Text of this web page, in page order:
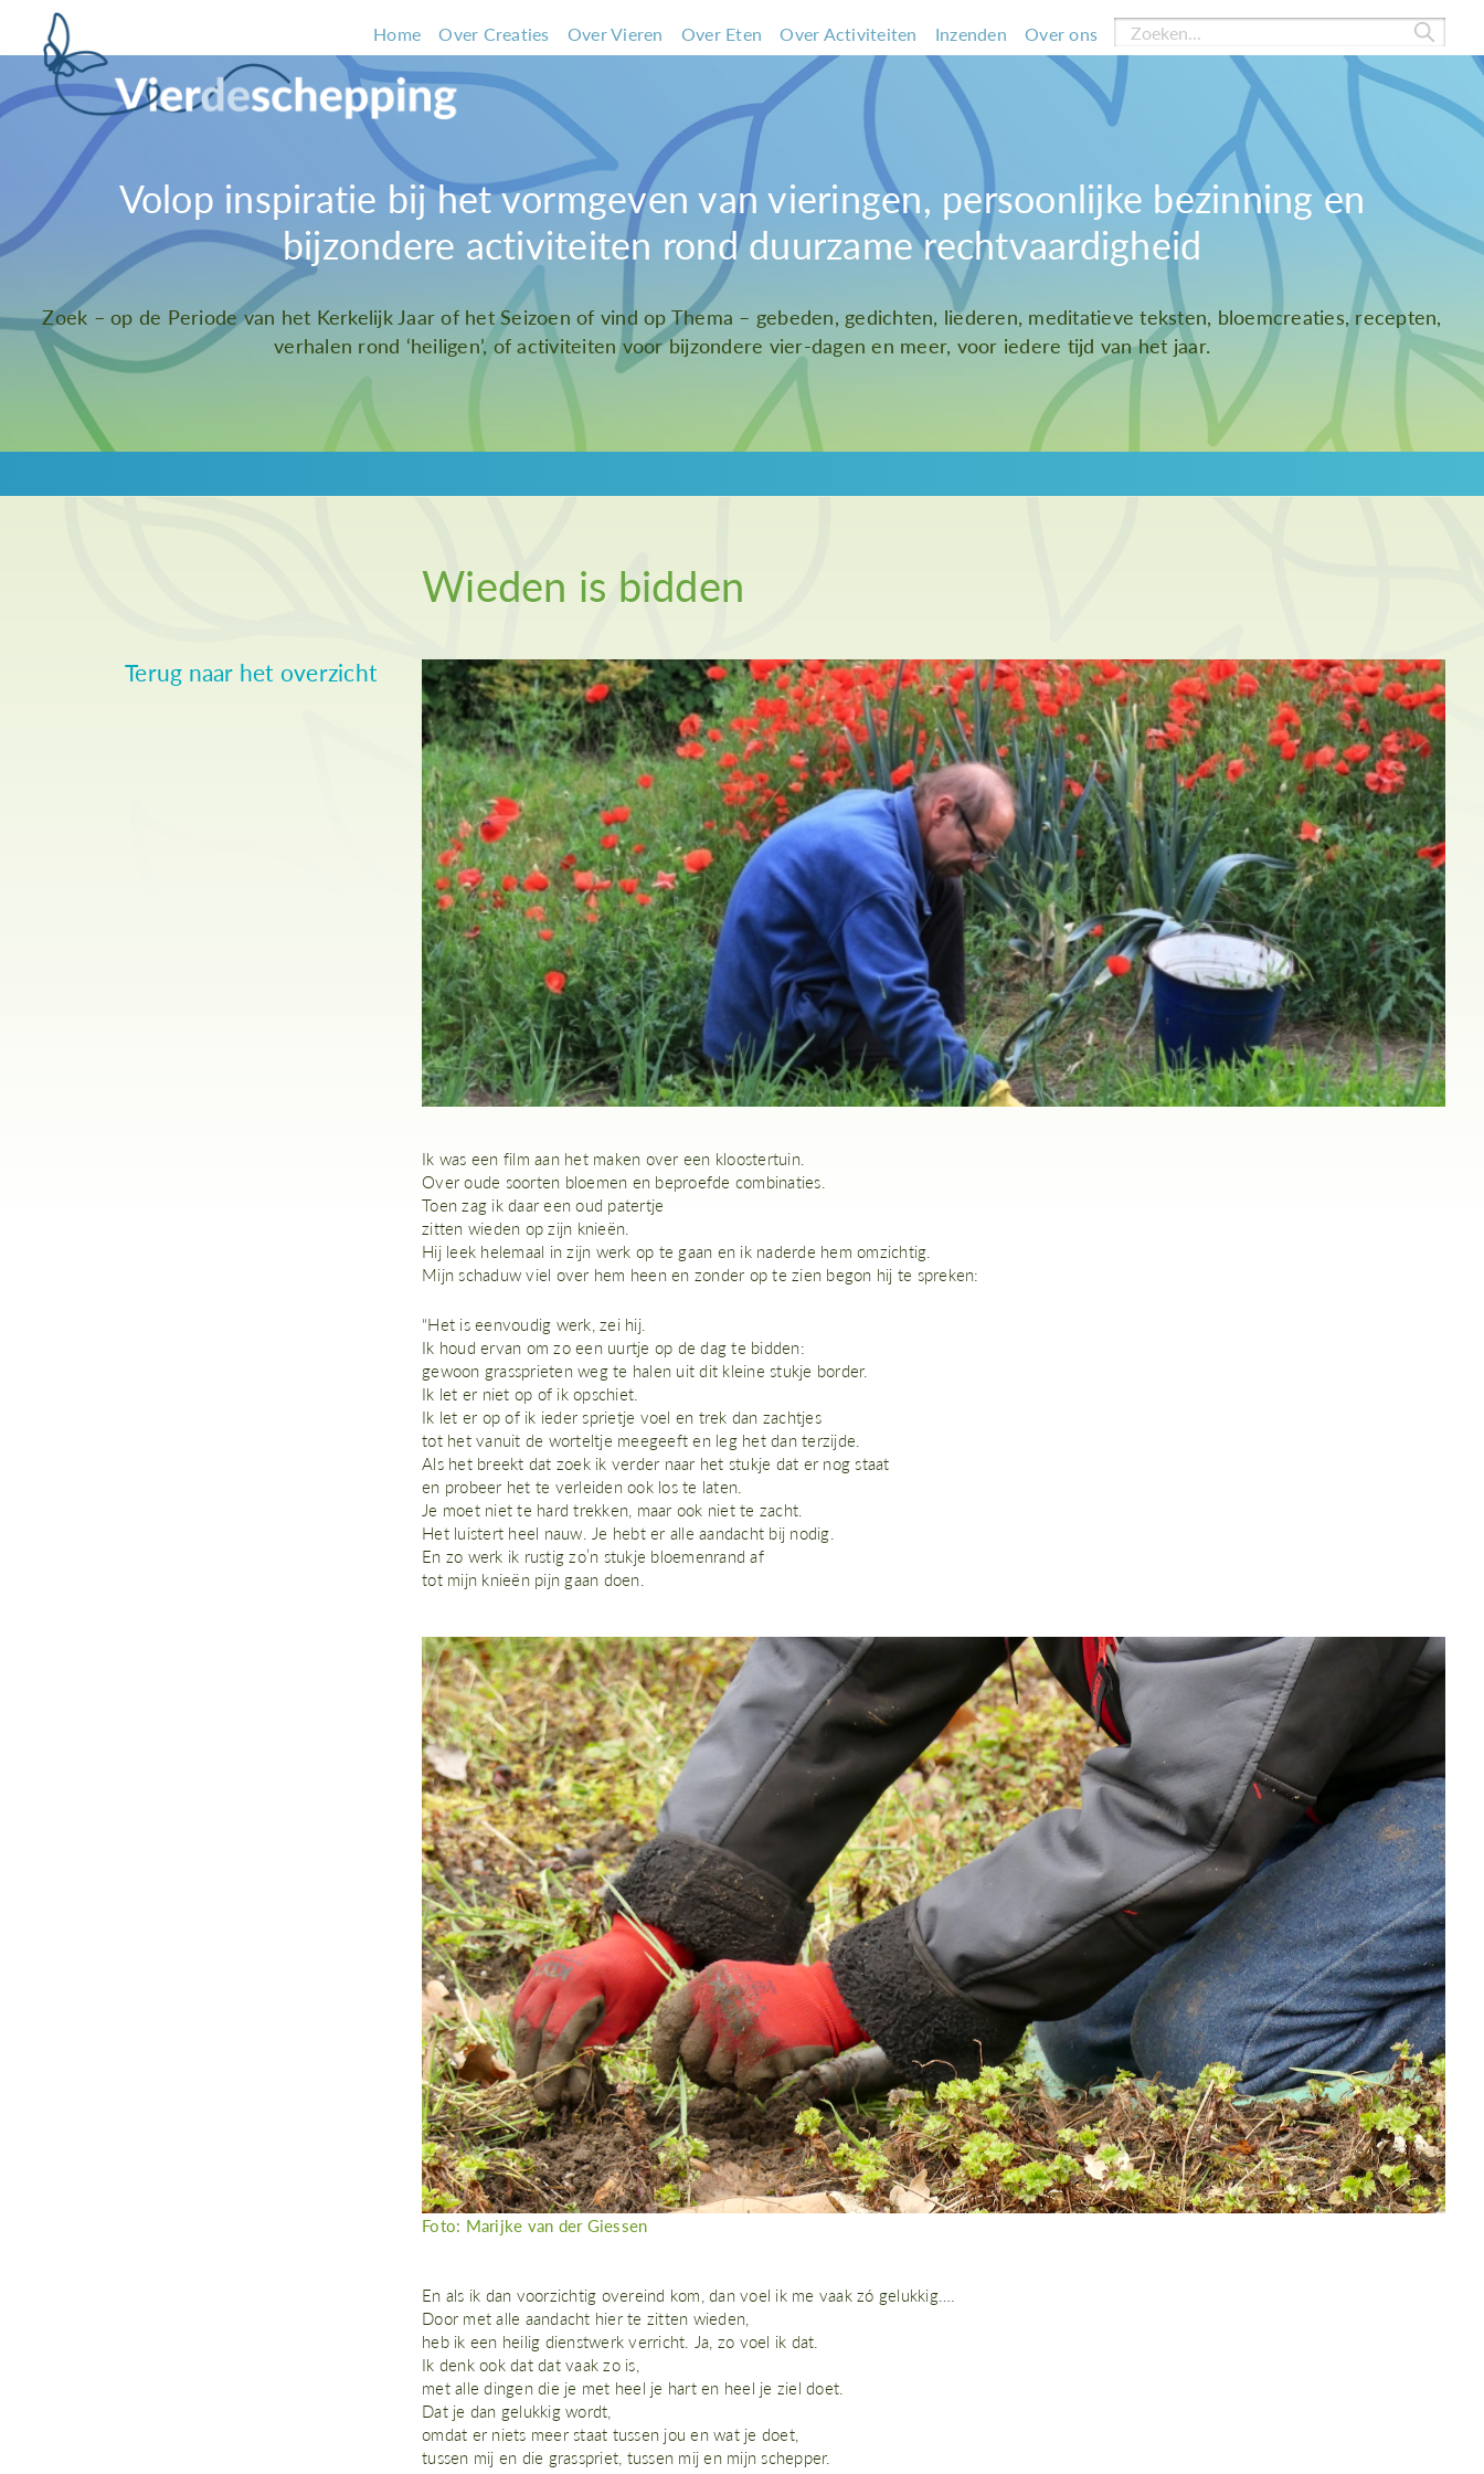
Home Over Creaties Over Vieren Over Eten Over Activiteiten Inzenden Over ons
Volop inspiratie bij het vormgeven van vieringen, persoonlijke bezinning en
bijzondere activiteiten rond duurzame rechtvaardigheid
Zoek – op de Periode van het Kerkelijk Jaar of het Seizoen of vind op Thema – gebeden, gedichten, liederen, meditatieve teksten, bloemcreaties, recepten,
verhalen rond ‘heiligen’, of activiteiten voor bijzondere vier-dagen en meer, voor iedere tijd van het jaar.
Terug naar het overzicht
Wieden is bidden
Ik was een film aan het maken over een kloostertuin.
Over oude soorten bloemen en beproefde combinaties.
Toen zag ik daar een oud patertje
zitten wieden op zijn knieën.
Hij leek helemaal in zijn werk op te gaan en ik naderde hem omzichtig.
Mijn schaduw viel over hem heen en zonder op te zien begon hij te spreken:
“Het is eenvoudig werk, zei hij.
Ik houd ervan om zo een uurtje op de dag te bidden:
gewoon grassprieten weg te halen uit dit kleine stukje border.
Ik let er niet op of ik opschiet.
Ik let er op of ik ieder sprietje voel en trek dan zachtjes
tot het vanuit de worteltje meegeeft en leg het dan terzijde.
Als het breekt dat zoek ik verder naar het stukje dat er nog staat
en probeer het te verleiden ook los te laten.
Je moet niet te hard trekken, maar ook niet te zacht.
Het luistert heel nauw. Je hebt er alle aandacht bij nodig.
En zo werk ik rustig zo’n stukje bloemenrand af
tot mijn knieën pijn gaan doen.
Foto: Marijke van der Giessen
En als ik dan voorzichtig overeind kom, dan voel ik me vaak zó gelukkig….
Door met alle aandacht hier te zitten wieden,
heb ik een heilig dienstwerk verricht. Ja, zo voel ik dat.
Ik denk ook dat dat vaak zo is,
met alle dingen die je met heel je hart en heel je ziel doet.
Dat je dan gelukkig wordt,
omdat er niets meer staat tussen jou en wat je doet,
tussen mij en die grasspriet, tussen mij en mijn schepper.